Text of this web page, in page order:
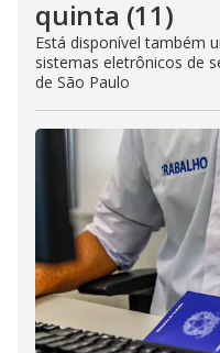
quinta (11)
Está disponível também
sistemas eletrônicos de
de São Paulo